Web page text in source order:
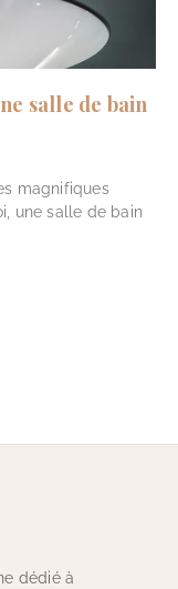
salle de bain
magnifiques
une salle de bain
dédié à